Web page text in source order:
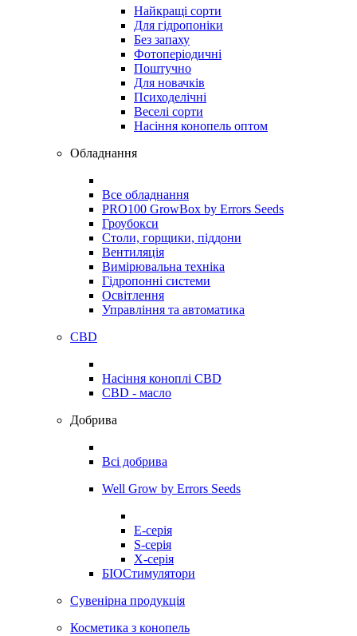
Найкращі сорти
Для гідропоніки
Без запаху
Фотоперіодичні
Поштучно
Для новачків
Психоделічні
Веселі сорти
Насіння конопель оптом
Обладнання
Все обладнання
PRO100 GrowBox by Errors Seeds
Гроубокси
Столи, горщики, піддони
Вентиляція
Вимірювальна техніка
Гідропонні системи
Освітлення
Управління та автоматика
CBD
Насіння коноплі CBD
CBD - масло
Добрива
Всі добрива
Well Grow by Errors Seeds
E-серія
S-серія
X-серія
БІОСтимулятори
Сувенірна продукція
Косметика з конопель